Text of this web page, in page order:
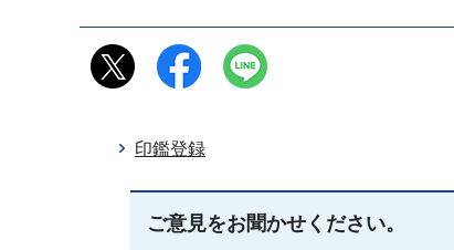
印鑑登録
ご意見をお聞かせください。